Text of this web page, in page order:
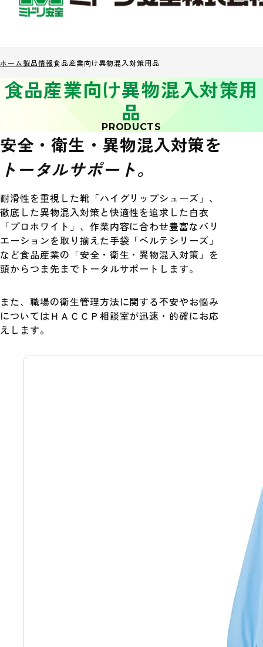
ホーム製品情報食品産業向け異物混入対策用品
食品産業向け異物混入対策用
品
PRODUCTS
安全・衛生・異物混入対策を
トータルサポート。
耐滑性を重視した靴「ハイグリップシューズ」、
徹底した異物混入対策と快適性を追求した白衣
「プロホワイト」、作業内容に合わせ豊富なバリ
エーションを取り揃えた手袋「ベルテシリーズ」
など食品産業の「安全・衛生・異物混入対策」を
頭からつま先までトータルサポートします。
また、職場の衛生管理方法に関する不安やお悩み
についてはＨＡＣＣＰ相談室が迅速・的確にお応
えします。